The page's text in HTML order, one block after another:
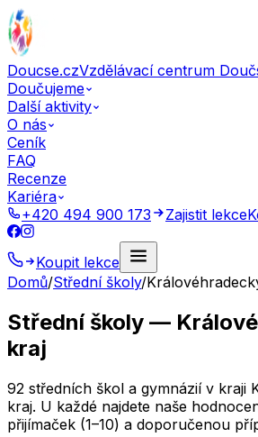
Doucse.czVzdělávací centrum
Doučujeme
Další aktivity
O nás
Ceník
FAQ
Recenze
Kariéra
+420 494 900 173
Zajistit lekce
Koupit lekce
Domů/Střední školy/
Střední školy —
kraj
92 středních škol a gymnázií v kraji
kraj. U každé najdete naše
přijímaček (1–10) a doporučenou